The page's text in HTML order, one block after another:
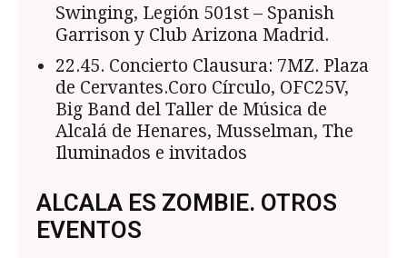
Swinging, Legión 501st – Spanish
Garrison y Club Arizona Madrid.
22.45. Concierto Clausura: 7MZ. Plaza
de Cervantes.Coro Círculo, OFC25V,
Big Band del Taller de Música de
Alcalá de Henares, Musselman, The
Iluminados e invitados
ALCALA ES ZOMBIE. OTROS
EVENTOS